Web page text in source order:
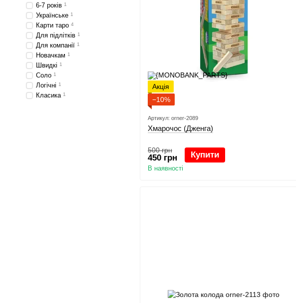
Акція
−10%
Артикул: orner-2089
Хмарочос (Дженга)
500 грн
450 грн Купити
В наявності
6-7 років 1
Українське 1
Карти таро 4
Для підлітків 1
Для компанії 1
Новачкам 1
Швидкі 1
Соло 1
Логічні 1
Класика 1